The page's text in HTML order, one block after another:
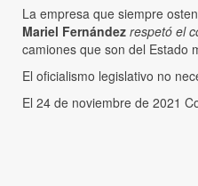
La empresa que siempre
Mariel Fernández respetó el
camiones que son del Estado
El oficialismo legislativo no
El 24 de noviembre de 2021